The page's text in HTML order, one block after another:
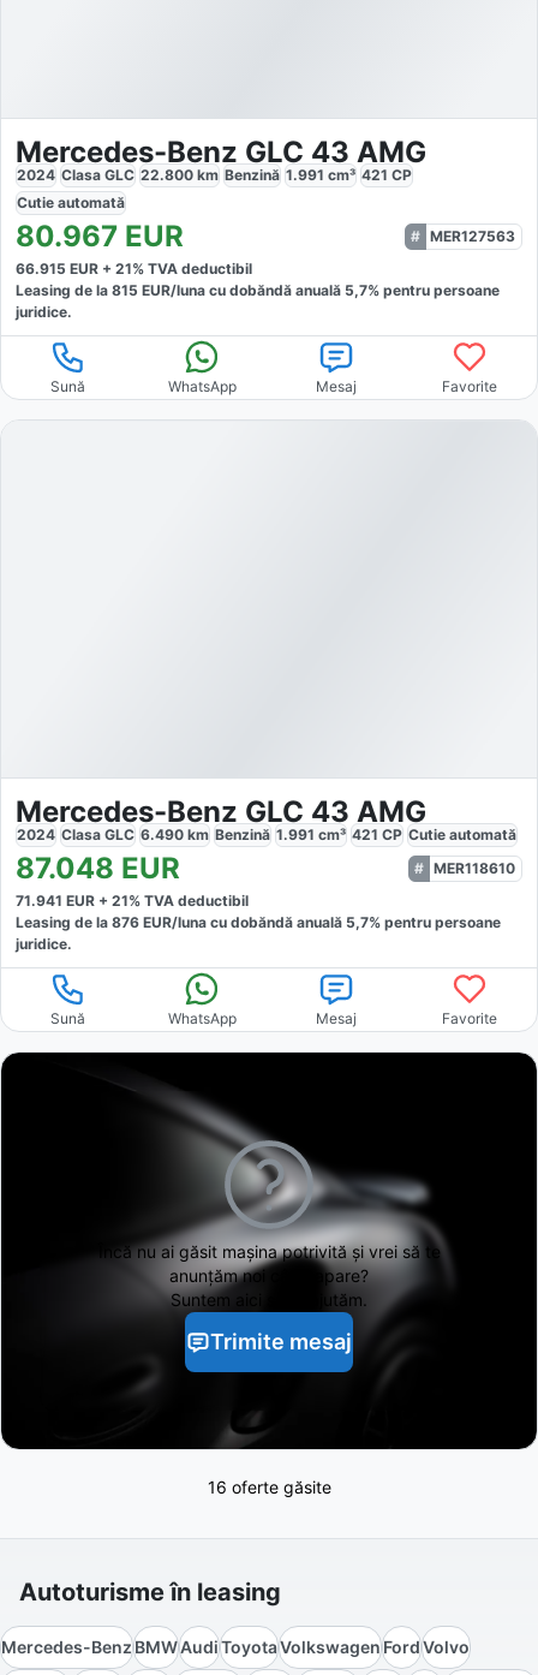
Mercedes-Benz GLC 43 AMG
2024 Clasa GLC 22.800 km Benzină 1.991 cm³ 421 CP
Cutie automată
80.967 EUR
MER127563
66.915 EUR + 21% TVA deductibil
Leasing de la 815 EUR/luna cu dobăndă anuală 5,7% pentru persoane
juridice.
Sună WhatsApp Mesaj Favorite
Mercedes-Benz GLC 43 AMG
2024 Clasa GLC 6.490 km Benzină 1.991 cm³ 421 CP Cutie automată
87.048 EUR
MER118610
71.941 EUR + 21% TVA deductibil
Leasing de la 876 EUR/luna cu dobăndă anuală 5,7% pentru persoane
juridice.
Sună WhatsApp Mesaj Favorite
Încă nu ai găsitmașina potrivită și vrei să te
anunțăm noi când apare?
Suntem aici să te ajutăm.
Trimite mesaj
16 oferte găsite
Autoturisme în leasing
Mercedes-BenzBMWAudiToyotaVolkswagenFordVolvo